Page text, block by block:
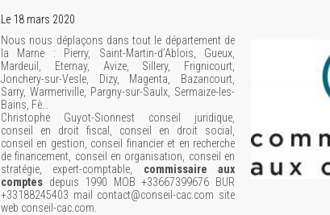
Le 18 mars 2020
Nous nous déplaçons dans tout le département de
la Marne : Pierry, Saint-Martin-d’Ablois, Gueux,
Mardeuil, Eternay, Avize, Sillery, Frignicourt,
Jonchery-sur-Vesle, Dizy, Magenta, Bazancourt,
Sarry, Warmeriville, Pargny-sur-Saulx, Sermaize-les-
Bains, Fè…
Christophe Guyot-Sionnest conseil juridique,
conseil en droit fiscal, conseil en droit social,
conseil en gestion, conseil financier et en recherche
de financement, conseil en organisation, conseil en
stratégie, expert-comptable, commissaire aux
comptes depuis 1990 MOB +33667399676 BUR
+33188245403 mail contact@conseil-cac.com site
web conseil-cac.com.